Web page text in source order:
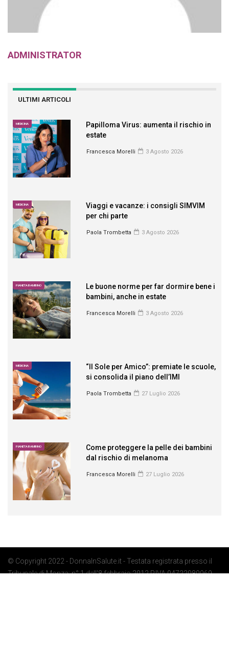
ADMINISTRATOR
ULTIMI ARTICOLI
MEDICINA
Papilloma Virus: aumenta il rischio in
estate
Francesca Morelli 3 Agosto 2026
MEDICINA
Viaggi e vacanze: i consigli SIMVIM
per chi parte
Paola Trombetta 3 Agosto 2026
PIANETA BAMBINO
Le buone norme per far dormire bene i
bambini, anche in estate
Francesca Morelli 3 Agosto 2026
MEDICINA
“Il Sole per Amico”: premiate le scuole,
si consolida il piano dell’IMI
Paola Trombetta 27 Luglio 2026
PIANETA BAMBINO
Come proteggere la pelle dei bambini
dal rischio di melanoma
Francesca Morelli 27 Luglio 2026
© Copyright 2022 - DonnaInSalute.it - Testata registrata presso il
Tribunale di Monza: n° 1 dell'8 febbraio 2012 P.IVA 04722080969 -